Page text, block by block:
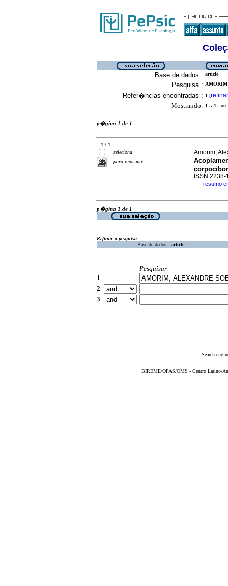
Base de dados : article
Pesquisa :
Refer�ncias encontradas : 1 [refinar
Mostrando: 1 .. 1 no
p�gina 1 de 1
1 / 1
seleciona
para imprimir
Amorim,
ISSN 2238-
· resumo
p�gina 1 de 1
Refinar a pesquisa
Base de dados : article
Pesquisar
1
2
3
Search
BIREME/OPAS/OMS - Centro Latino-